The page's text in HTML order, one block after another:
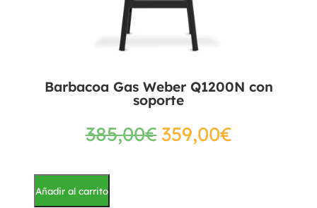
Barbacoa Gas Weber Q1200N con
soporte
385,00€359,00€
Añadir al carrito